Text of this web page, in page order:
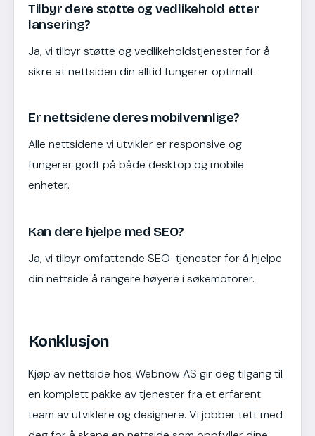
Tilbyr dere støtte og vedlikehold etter
lansering?
Ja, vi tilbyr støtte og vedlikeholdstjenester for å
sikre at nettsiden din alltid fungerer optimalt.
Er nettsidene deres mobilvennlige?
Alle nettsidene vi utvikler er responsive og
fungerer godt på både desktop og mobile
enheter.
Kan dere hjelpe med SEO?
Ja, vi tilbyr omfattende SEO-tjenester for å hjelpe
din nettside å rangere høyere i søkemotorer.
Konklusjon
Kjøp av nettside hos Webnow AS gir deg tilgang til
en komplett pakke av tjenester fra et erfarent
team av utviklere og designere. Vi jobber tett med